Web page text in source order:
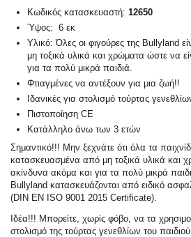
Κωδικός κατασκευαστή: 12650
Ύψος: 6 εκ
Υλικό: Όλες οι φιγούρες της Bullyland
μη τοξικά υλικά και χρώματα ώστε να
για τα πολύ μικρά παιδιά.
Φτιαγμένες να αντέξουν για μια ζωή!!
Ιδανικές για στολισμό τούρτας
Πιστοποίηση CE
Κατάλληλο άνω των 3 ετών
Σημαντικό!!! Μην ξεχνάτε ότι όλα τα
κατασκευασμένα από μη τοξικά υλικά και
ακίνδυνα ακόμα και για τα πολύ μικρά
Bullyland κατασκευάζονται από ειδικό
(DIN EN ISO 9001 2015 Certificate).
Ιδέα!!! Μπορείτε, χωρίς φόβο, να τα
στολισμό της τούρτας γενεθλίων του